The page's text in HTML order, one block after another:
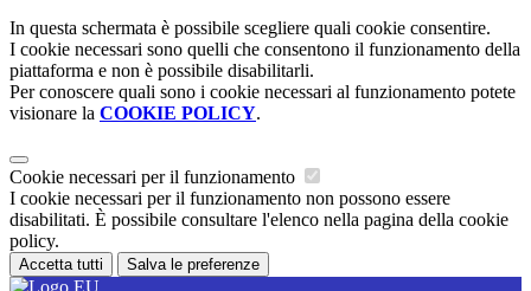
In questa schermata è possibile scegliere quali cookie consentire.
I cookie necessari sono quelli che consentono il funzionamento della
piattaforma e non è possibile disabilitarli.
Per conoscere quali sono i cookie necessari al funzionamento potete
visionare la COOKIE POLICY.
Cookie necessari per il funzionamento
I cookie necessari per il funzionamento non possono essere
disabilitati. È possibile consultare l'elenco nella pagina della cookie
policy.
Accetta tutti Salva le preferenze